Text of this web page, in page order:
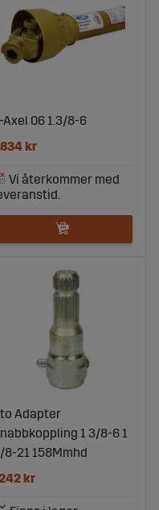
Axel 06 1.3/8-6
kr
Adapter
1 3/8-6 1
8-21 158Mmhd
kr